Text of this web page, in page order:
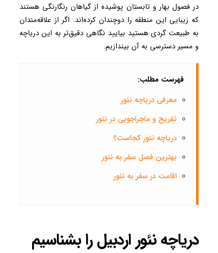
در فصول بهار و تابستان پوشیده از گیاهان رنگارنگی هستند
که زیبایی این منطقه را دوچندان کرده‌اند. اگر از علاقه‌مندان
به طبیعت گردی هستید بیایید نگاهی دقیق‌تر به این دریاچه
و مسیر دسترسی به آن بیندازیم.
فهرست مطلب:
معرفی دریاچه نئور
تفریح و ماجراجویی در نئور
دریاچه نئور کجاست؟
بهترین فصل سفر به نئور
اقامت در سفر به نئور
دریاچه نئور اردبیل را بشناسیم